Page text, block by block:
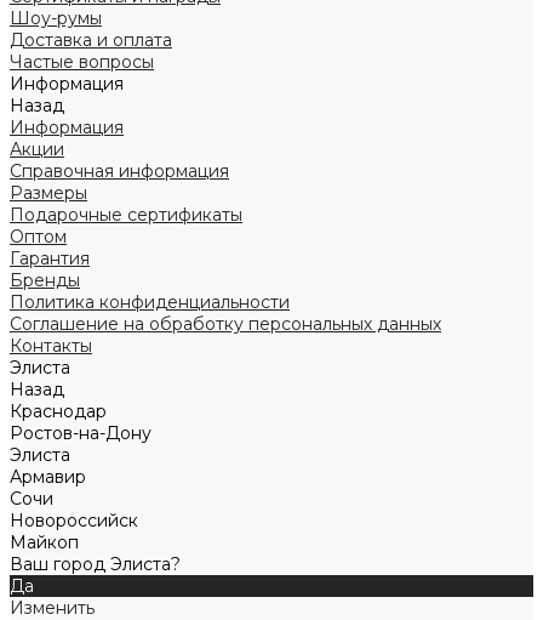
Шоу-румы
Доставка и оплата
Частые вопросы
Информация
Назад
Информация
Акции
Справочная информация
Размеры
Подарочные сертификаты
Оптом
Гарантия
Бренды
Политика конфиденциальности
Соглашение на обработку персональных данных
Контакты
Элиста
Назад
Краснодар
Ростов-на-Дону
Элиста
Армавир
Сочи
Новороссийск
Майкоп
Ваш город Элиста?
Да
Изменить